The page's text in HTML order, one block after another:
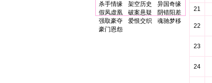
杀手情缘
架空历史
异国奇缘
假凤虚凰
破案悬疑
阴错阳差
强取豪夺
爱恨交织
魂驰梦移
豪门恩怨
21
22
23
24